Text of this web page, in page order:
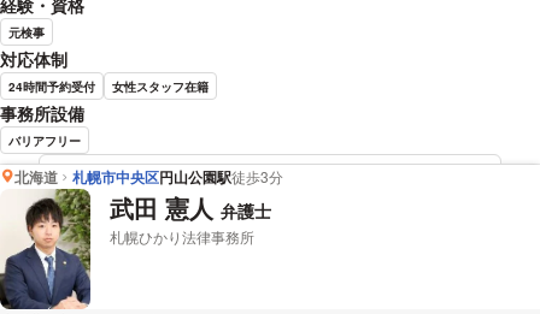
経験・資格
元検事
対応体制
24時間予約受付 女性スタッフ在籍
事務所設備
バリアフリー
荒木 樹 弁護士の詳細情報を見る
北海道 札幌市中央区円山公園駅徒歩3分
武田 憲人 弁護士
札幌ひかり法律事務所